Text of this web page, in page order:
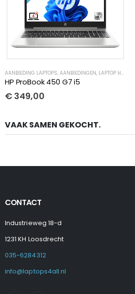
AANBIEDING LAPTOPS, AANBIEDINGEN, LAPTOP HP GEBRUIKT
HP ProBook 450 G7 i5
€ 349,00
VAAK SAMEN GEKOCHT.
CONTACT
Industrieweg 18-d
1231 KH Loosdrecht
035-6284312
info@laptops4all.nl